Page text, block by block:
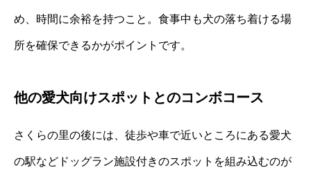
め、時間に余裕を持つこと。食事中も犬の落ち着ける場
所を確保できるかがポイントです。
他の愛犬向けスポットとのコンボコース
さくらの里の後には、徒歩や車で近いところにある愛犬
の駅などドッグラン施設付きのスポットを組み込むのが